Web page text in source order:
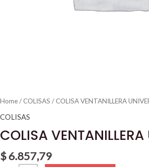
Home/ COLISAS / COLISA VENTANILLERA
COLISAS
COLISA
$6.857,79